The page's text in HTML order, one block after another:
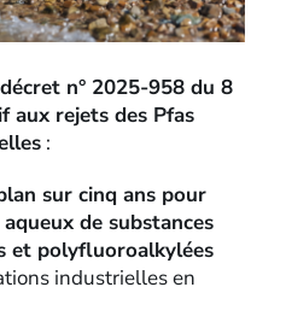
décret n° 2025-958 du 8
aux rejets des Pfas
:
sur cinq ans pour
de substances
et polyfluoroalkylées
industrielles en